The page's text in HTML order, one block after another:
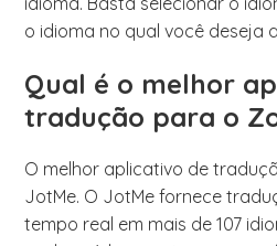
o idioma no qual você deseja
Qual é o melhor
tradução para o
O melhor aplicativo de
JotMe. O JotMe fornece
tempo real em mais de 107